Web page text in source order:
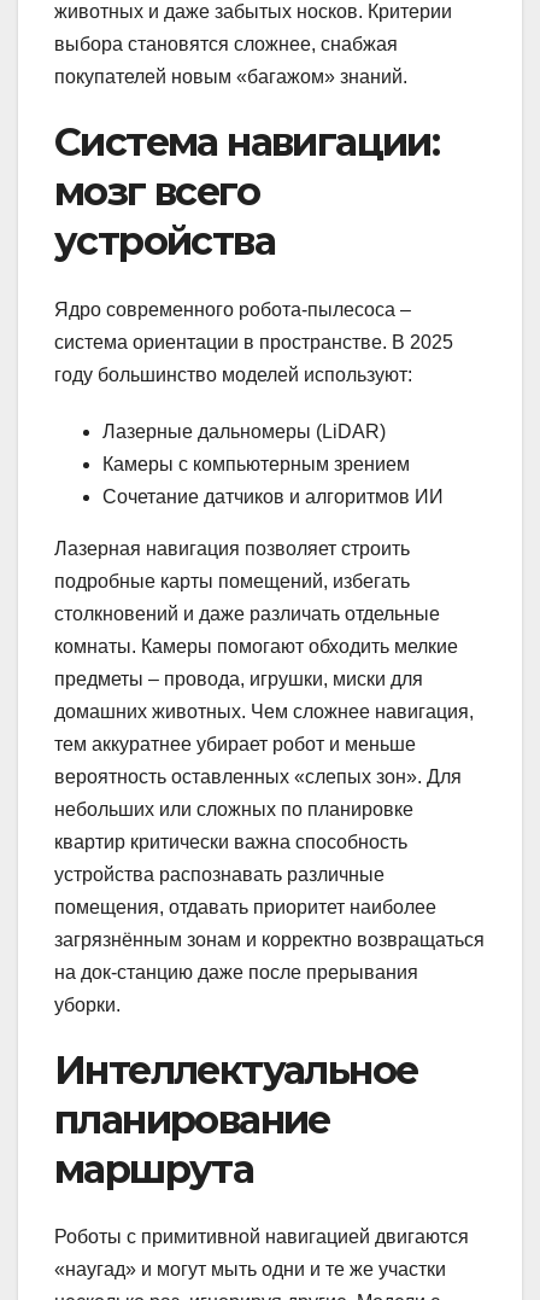
животных и даже забытых носков. Критерии
выбора становятся сложнее, снабжая
покупателей новым «багажом» знаний.
Система навигации:
мозг всего
устройства
Ядро современного робота-пылесоса –
система ориентации в пространстве. В 2025
году большинство моделей используют:
Лазерные дальномеры (LiDAR)
Камеры с компьютерным зрением
Сочетание датчиков и алгоритмов ИИ
Лазерная навигация позволяет строить
подробные карты помещений, избегать
столкновений и даже различать отдельные
комнаты. Камеры помогают обходить мелкие
предметы – провода, игрушки, миски для
домашних животных. Чем сложнее навигация,
тем аккуратнее убирает робот и меньше
вероятность оставленных «слепых зон». Для
небольших или сложных по планировке
квартир критически важна способность
устройства распознавать различные
помещения, отдавать приоритет наиболее
загрязнённым зонам и корректно возвращаться
на док-станцию даже после прерывания
уборки.
Интеллектуальное
планирование
маршрута
Роботы с примитивной навигацией двигаются
«наугад» и могут мыть одни и те же участки